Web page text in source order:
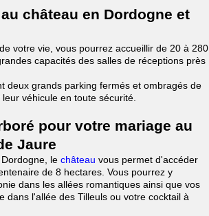
château en Dordogne et
votre vie, vous pourrez accueillir de 20 à 280
capacités des salles de réceptions près
deux grands parking fermés et ombragés de
véhicule en toute sécurité.
pour votre mariage au
Jaure
le château vous permet d'accéder
de 8 hectares. Vous pourrez y
dans les allées romantiques ainsi que vos
dans l'allée des Tilleuls ou votre cocktail à